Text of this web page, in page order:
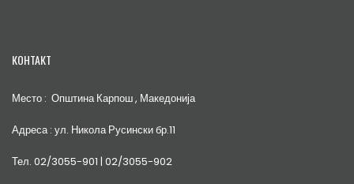
КОНТАКТ
Место : Општина Карпош , Македонија
Адреса : ул. Никола Русински бр.11
Тел. 02/3055-901 | 02/3055-902